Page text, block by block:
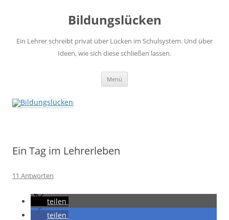
Bildungslücken
Ein Lehrer schreibt privat über Lücken im Schulsystem. Und über
Ideen, wie sich diese schließen lassen.
Menü
Ein Tag im Lehrerleben
11 Antworten
teilen
teilen